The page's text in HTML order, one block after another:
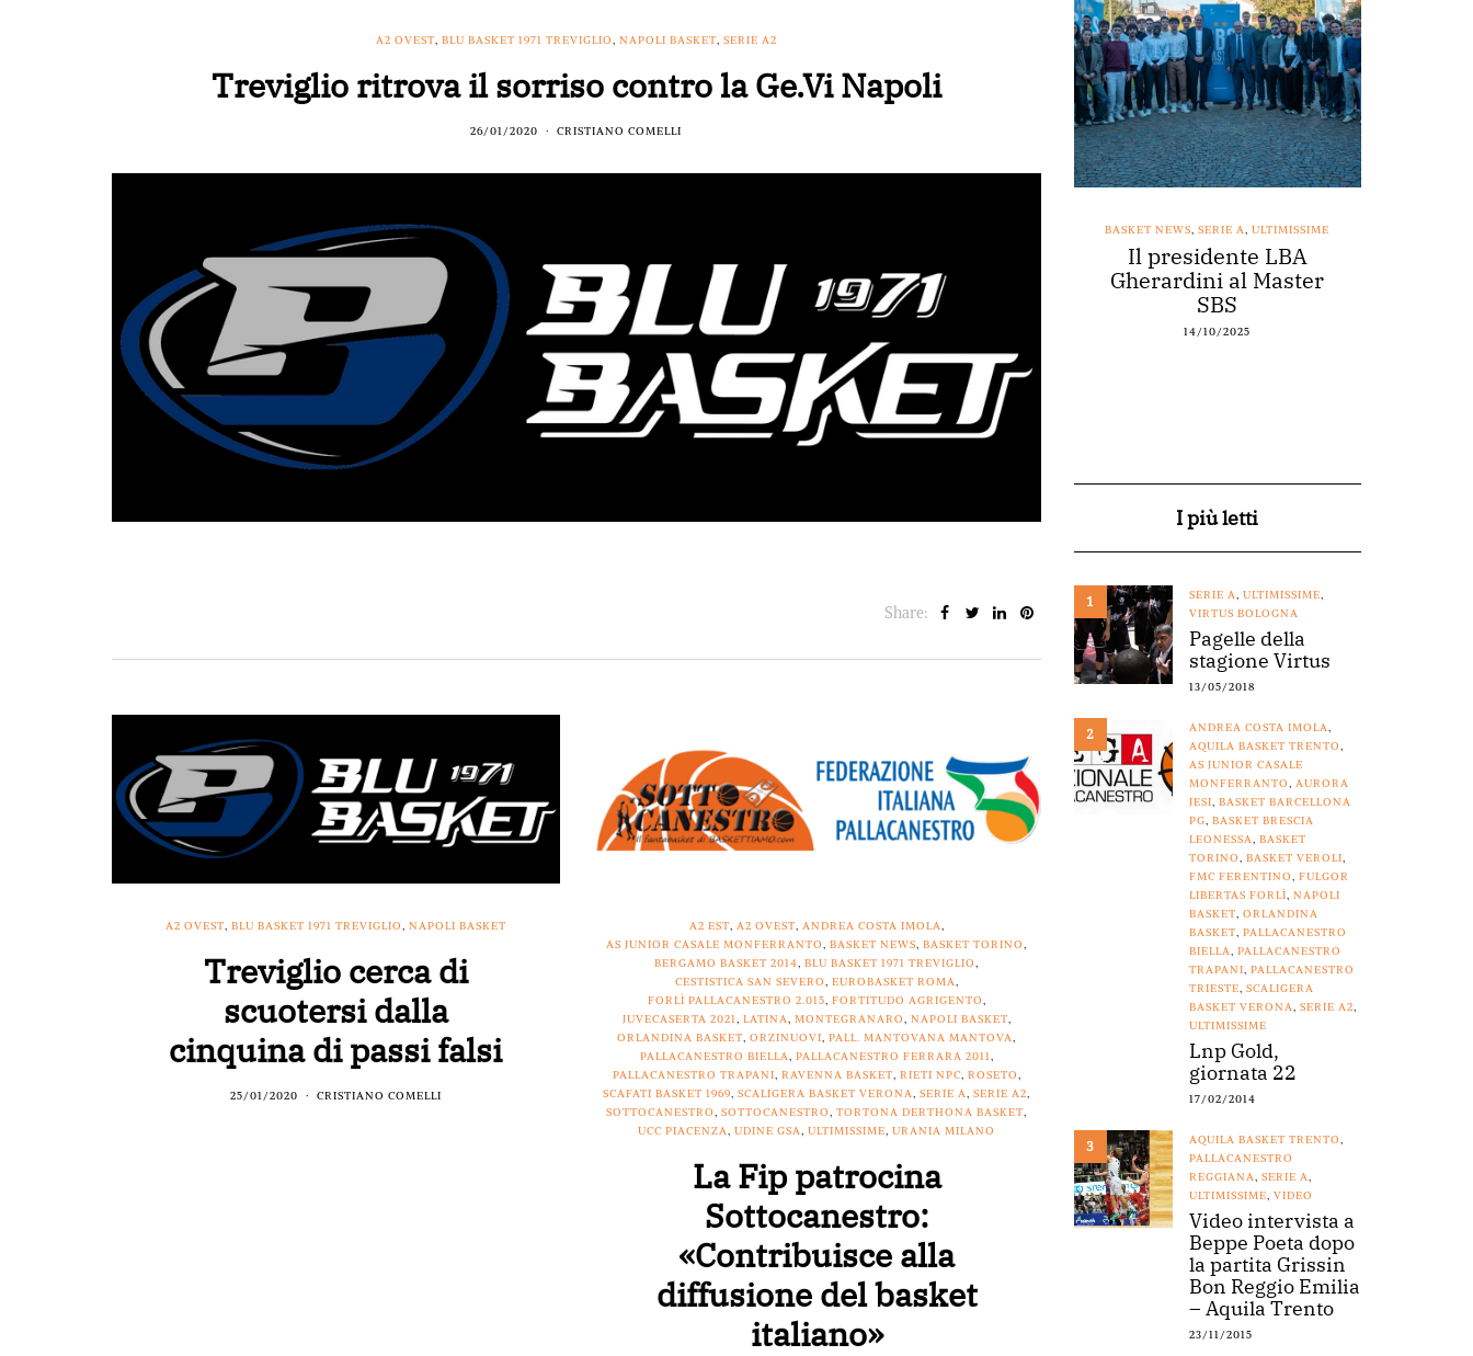
A2 OVEST, BLU BASKET 1971 TREVIGLIO, NAPOLI BASKET, SERIE A2
Treviglio ritrova il sorriso contro la Ge.Vi Napoli
26/01/2020 CRISTIANO COMELLI
Share:
A2 OVEST BLU BASKET 1971 TREVIGLIO NAPOLI BASKET
Treviglio cerca di
scuotersi dalla
cinquina di passi falsi
25/01/2020 CRISTIANO COMELLI
A2 EST A2 OVEST ANDREA COSTA IMOLA
AS JUNIOR CASALE MONFERRANTO
,BASKET NEWS ,BASKET TORINO
BERGAMO BASKET 2014 ,BLU BASKET 1971 TREVIGLIO
CESTISTICA SAN SEVERO
EUROBASKET ROMA
FORLÌ PALLACANESTRO 2.015 FORTITUDO AGRIGENTO
JUVECASERTA 2021
LATINA MONTEGRANARO NAPOLI BASKET
ORLANDINA BASKET ,ORZINUOVI ,PALL. MANTOVANA MANTOVA
PALLACANESTRO BIELLA
PALLACANESTRO FERRARA 2011
PALLACANESTRO TRAPANI RAVENNA BASKET RIETI NPC ROSETO
SCAFATI BASKET 1969 ,SCALIGERA BASKET VERONA ,SERIE A ,SERIE A2
SOTTOCANESTRO
,SOTTOCANESTRO ,TORTONA DERTHONA BASKET
UCC PIACENZA
,UDINE GSA ,ULTIMISSIME ,URANIA MILANO
La Fip patrocina
Sottocanestro:
«Contribuisce alla
diffusione del basket
italiano»
BASKET TORINO,BENEDETTO XIV CENTO
BERGAMO BASKET 2014
FORTITUDO BOLOGNA
NEW BASKET BRINDISI, PISTOIA BASKET
ROSETO
SCAFATI BASKET 1969
SCALIGERA
BASKET VERONA,SCANDONE AVELLINO
SERIE
A2,URANIA MILANO,VUELLE PESARO
Serie A2, le protagoniste
della stagione 2025-26
08/08/2025
Alla Roig Arena di
Valencia arriva «The
Eye»
14/07/2025
con un’opera d’arte a
cielo aperto
BASKET NEWS,SERIE A,ULTIMISSIME
Il presidente LBA
Gherardini al Master
SBS
14/10/2025
I più letti
1 SERIE A, ULTIMISSIME,
VIRTUS BOLOGNA
Pagelle della
stagione Virtus
13/05/2018
2 ANDREA COSTA IMOLA,
AQUILA BASKET TRENTO,
AS JUNIOR CASALE
MONFERRANTO, AURORA
JESI, BASKET BARCELLONA
PG, BASKET BRESCIA
LEONESSA, BASKET
TORINO, BASKET VEROLI,
FMC FERENTINO, FULGOR
LIBERTAS FORLÌ, NAPOLI
BASKET, ORLANDINA
BASKET, PALLACANESTRO
BIELLA, PALLACANESTRO
TRAPANI, PALLACANESTRO
TRIESTE, SCALIGERA
BASKET VERONA, SERIE A2,
ULTIMISSIME
Lnp Gold,
giornata 22
17/02/2014
3 AQUILA BASKET TRENTO,
PALLACANESTRO
REGGIANA, SERIE A,
ULTIMISSIME, VIDEO
Video intervista a
Beppe Poeta dopo
la partita Grissin
Bon Reggio Emilia
– Aquila Trento
23/11/2015